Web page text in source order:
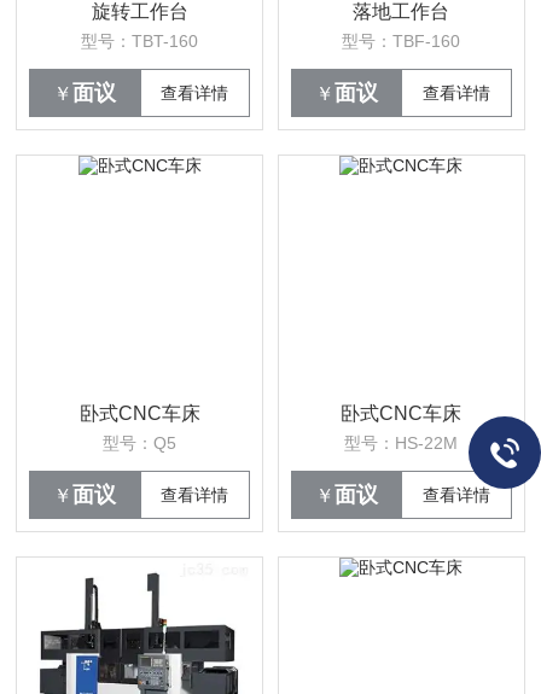
旋转工作台
型号：TBT-160
￥ 面议 查看详情
落地工作台
型号：TBF-160
￥ 面议 查看详情
卧式CNC车床
型号：Q5
￥ 面议 查看详情
卧式CNC车床
型号：HS-22M
￥ 面议 查看详情